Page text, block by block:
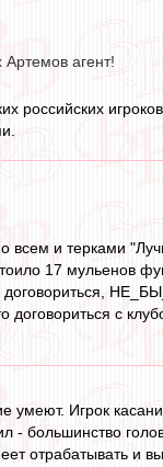
Артемов агент!
российских
и терками
17 мульенов
договориться с
умеют. Игрок
голов
отрабатывать и